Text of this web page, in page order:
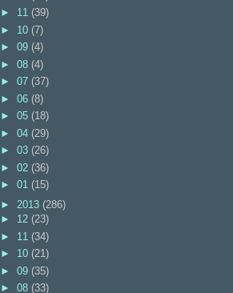
► 11 (39)
► 10 (7)
► 09 (4)
► 08 (4)
► 07 (37)
► 06 (8)
► 05 (18)
► 04 (29)
► 03 (26)
► 02 (36)
► 01 (15)
► 2013 (286)
► 12 (23)
► 11 (34)
► 10 (21)
► 09 (35)
► 08 (33)